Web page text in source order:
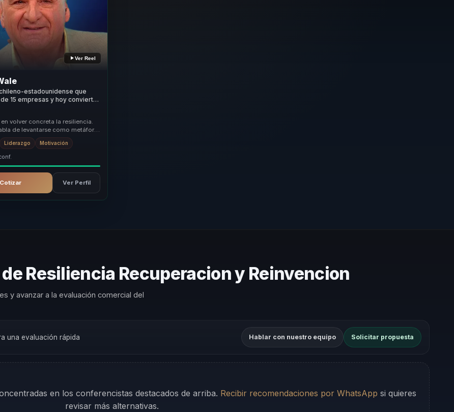
Ver Reel
estadounidense que
15 empresas y hoy convierte
en liderazgo para
volver concreta la resiliencia.
de levantarse como metáfora:
accidente aéreo, rehabilitac...
Liderazgo Motivación
Cotizar Ver Perfil
Resiliencia Recuperacion y Reinvencion
y avanzar a la evaluación comercial del
una evaluación rápida Hablar con nuestro equipo Solicitar propuesta
en los conferencistas destacados de arriba. Recibir recomendaciones por WhatsApp si quieres
revisar más alternativas.